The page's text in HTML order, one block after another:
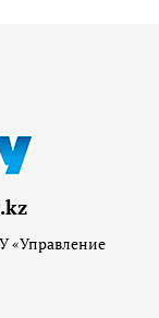
«Управление